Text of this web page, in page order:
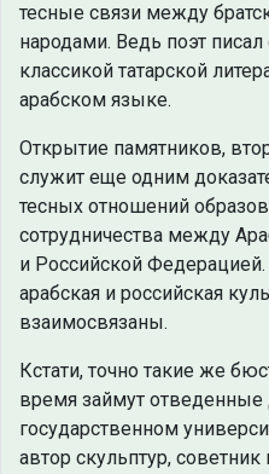
тесные связи между
народами. Ведь поэт
классикой татарской
арабском языке.
Открытие памятников,
служит еще одним
тесных отношений
сотрудничества между
и Российской
арабская и российская
взаимосвязаны.
Кстати, точно такие же
время займут
государственном
автор скульптур,